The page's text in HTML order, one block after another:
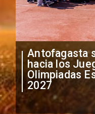
"Falta de
anuncia
irregular de
extranjeros